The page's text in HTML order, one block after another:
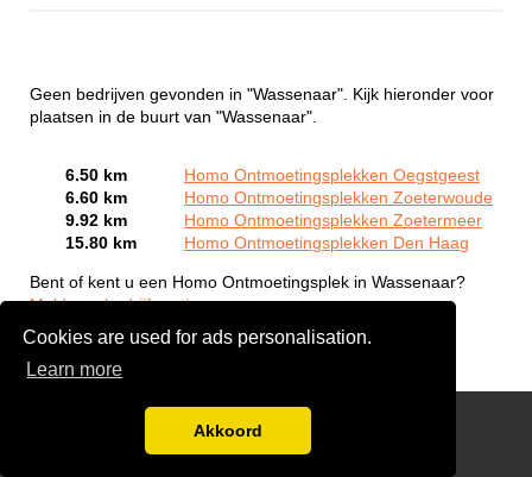
Cookies are used for ads personalisation.
Learn more
Akkoord
Geen bedrijven gevonden in "Wassenaar". Kijk hieronder voor
plaatsen in de buurt van "Wassenaar".
6.50 km
Homo Ontmoetingsplekken Oegstgeest
6.60 km
Homo Ontmoetingsplekken Zoeterwoude
9.92 km
Homo Ontmoetingsplekken Zoetermeer
15.80 km
Homo Ontmoetingsplekken Den Haag
Bent of kent u een Homo Ontmoetingsplek in Wassenaar?
Meld een bedrijf gratis aan